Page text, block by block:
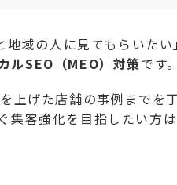
域の人に見てもらいたい」
ルSEO（MEO）対策です。
上げた店舗の事例までを
集客強化を目指したい方